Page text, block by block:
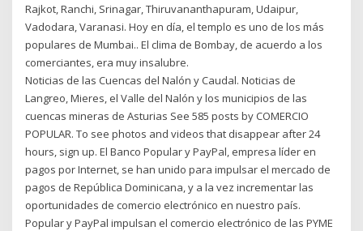
Rajkot, Ranchi, Srinagar, Thiruvananthapuram, Udaipur,
Vadodara, Varanasi. Hoy en día, el templo es uno de los más
populares de Mumbai.. El clima de Bombay, de acuerdo a los
comerciantes, era muy insalubre.
Noticias de las Cuencas del Nalón y Caudal. Noticias de
Langreo, Mieres, el Valle del Nalón y los municipios de las
cuencas mineras de Asturias See 585 posts by COMERCIO
POPULAR. To see photos and videos that disappear after 24
hours, sign up. El Banco Popular y PayPal, empresa líder en
pagos por Internet, se han unido para impulsar el mercado de
pagos de República Dominicana, y a la vez incrementar las
oportunidades de comercio electrónico en nuestro país.
Popular y PayPal impulsan el comercio electrónico de las PYME